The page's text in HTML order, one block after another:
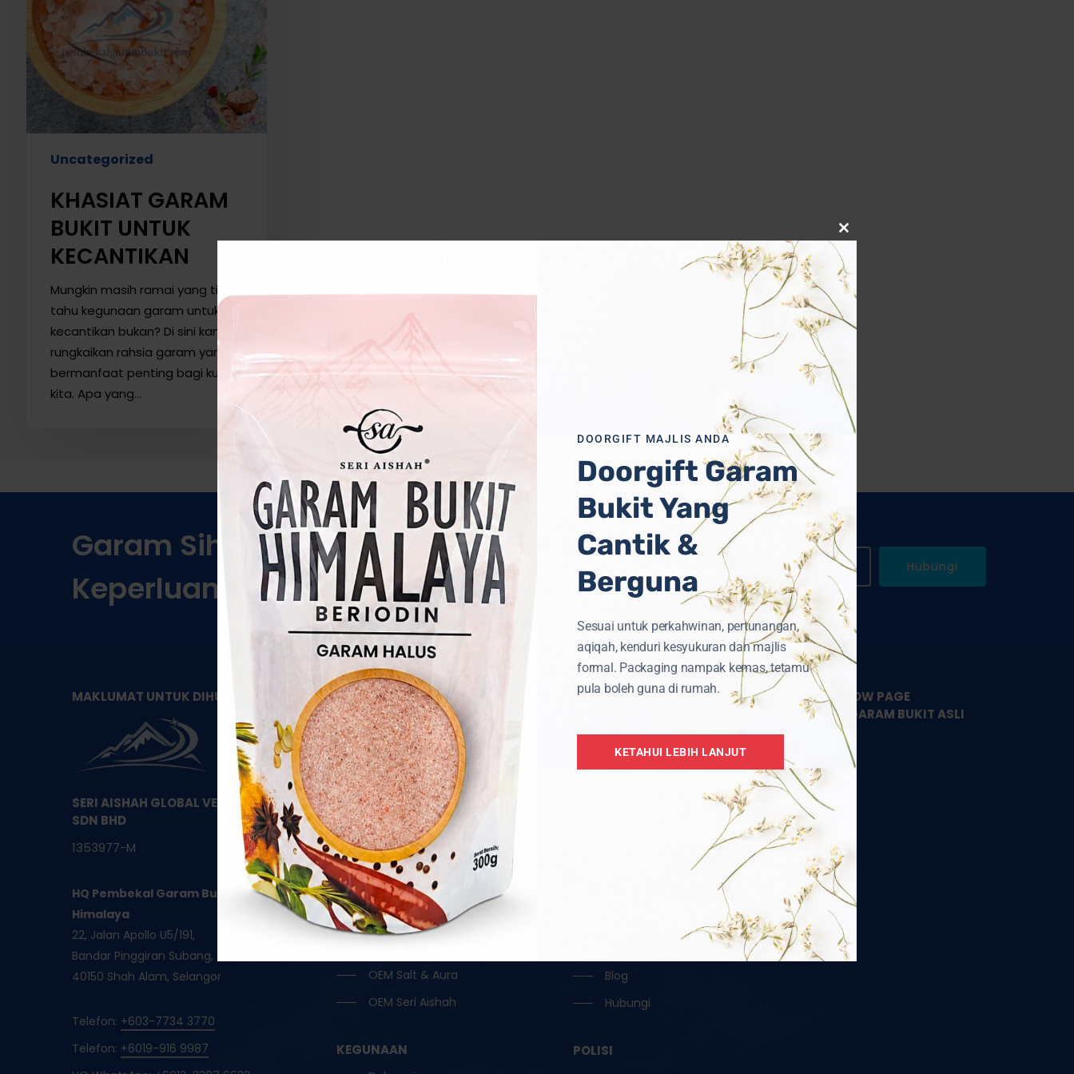
Uncategorized
KHASIAT GARAM
BUKIT UNTUK
KECANTIKAN
Mungkin masih ramai yang tidak
tahu kegunaan garam untuk
kecantikan bukan? Di sini kami
rungkaikan rahsia garam yang
bermanfaat penting bagi kulit
kita. Apa yang…
Garam Sihat Berkualiti UntukSemua
Keperluan!
WhatsApp Kami Hubungi
MAKLUMAT UNTUK DIHUBUNGI
SERI AISHAH GLOBAL VENTURES
SDN BHD
1353977-M
HQ Pembekal Garam Bukit Asli
Himalaya
22, Jalan Apollo U5/191,
Bandar Pinggiran Subang,
40150 Shah Alam, Selangor
Telefon: +603-7734 3770
Telefon: +6019-916 9987
KATEGORI PRODUK
Aksesori
Borong
Garam Hitam / Kristal
Garam Ketul / Jilatan
Garam Runcit
Garam Terapi
Lampu Garam
OEM Oil / Door Gift
OEM Salt & Aura
OEM Seri Aishah
KEGUNAAN
CAPAIAN PANTAS
Tentang
Blog
Hubungi
POLISI
LIKE & FOLLOW PAGE
PEMBEKAL GARAM BUKIT ASLI
HIMALAYA
Close
module
DOORGIFT MAJLIS ANDA
Doorgift Garam
Bukit Yang
Cantik &
Berguna
Sesuai untuk perkahwinan, pertunangan,
aqiqah, kenduri kesyukuran dan majlis
formal. Packaging nampak kemas, tetamu
pula boleh guna di rumah.
KETAHUI LEBIH LANJUT